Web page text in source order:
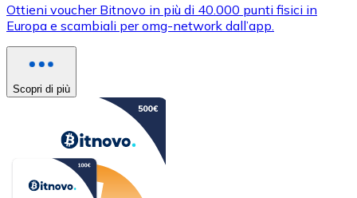
Ottieni voucher Bitnovo in più di 40.000 punti fisici in
Europa e scambiali per omg-network dall’app.
Scopri di più